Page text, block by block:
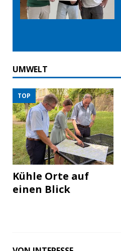
UMWELT
TOP
Kühle Orte auf
einen Blick